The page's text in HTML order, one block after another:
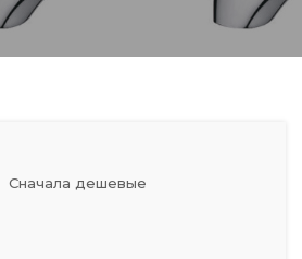
Сначала дешевые